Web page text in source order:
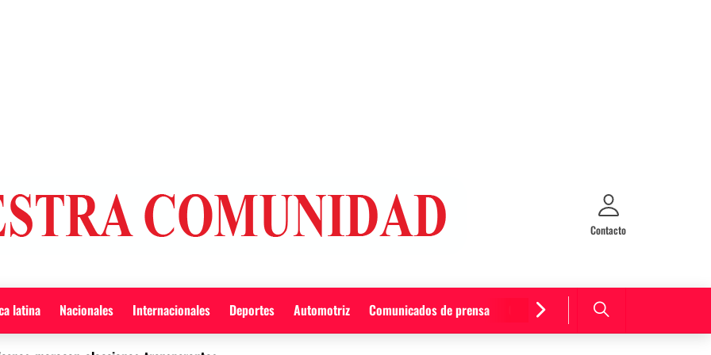
Contacto
latina Nacionales Internacionales Deportes Automotriz Comunicados de prensa Cultura y entretenimiento